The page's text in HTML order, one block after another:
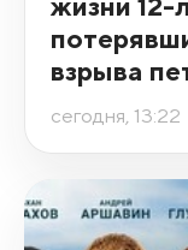
взрыва
сегодня, 13:22